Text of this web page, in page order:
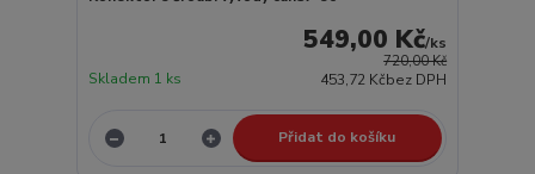
720,00 Kč
549,00 Kč/ks
453,72 Kčbez DPH
Skladem 1 ks
Přidat do košíku